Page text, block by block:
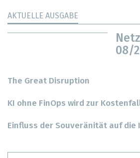
AKTUELLE AUSGABE
08/
The Great Disruption
KI ohne FinOps wird zur
Einfluss der Souveränität auf die